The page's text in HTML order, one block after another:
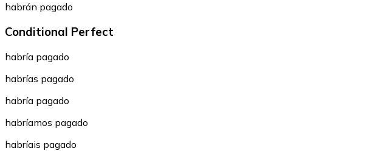
habrán pagado
Conditional Perfect
habría pagado
habrías pagado
habría pagado
habríamos pagado
habríais pagado